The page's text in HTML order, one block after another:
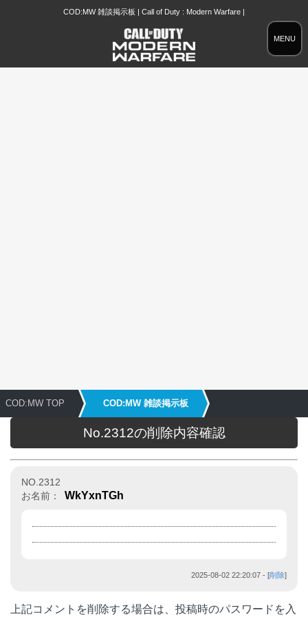
MENU
COD:MW 雑談掲示板 | Call of Duty : Modern Warfare |
COD:MW TOP COD:MW 雑談掲示板
No.2312の削除内容確認
NO.2312
お名前：
WkYxnTGh
2025-08-02 22:20:07 - [削除]
上記コメントを削除する場合は、投稿時のパスワードを入